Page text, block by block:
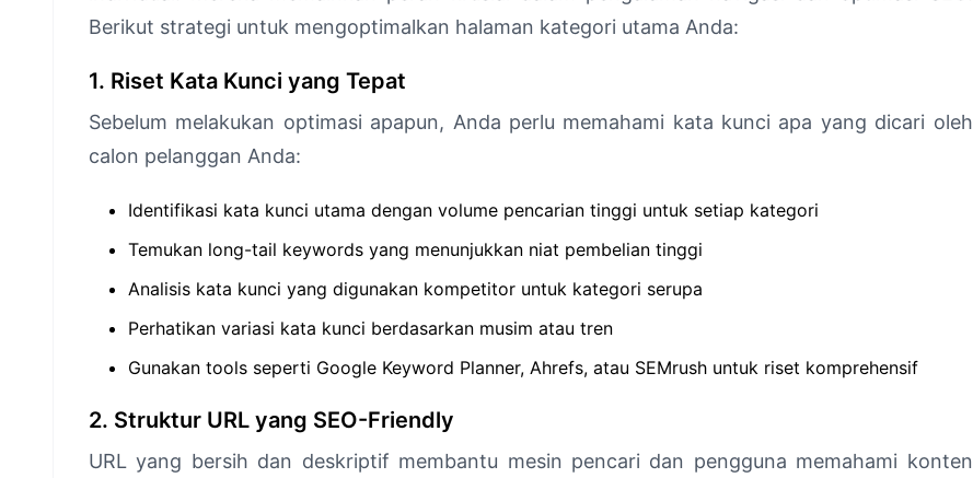
Berikut strategi untuk mengoptimalkan halaman kategori utama Anda:
1. Riset Kata Kunci yang Tepat
Sebelum melakukan optimasi apapun, Anda perlu memahami kata kunci apa yang dicari oleh
calon pelanggan Anda:
Identifikasi kata kunci utama dengan volume pencarian tinggi untuk setiap kategori
Temukan long-tail keywords yang menunjukkan niat pembelian tinggi
Analisis kata kunci yang digunakan kompetitor untuk kategori serupa
Perhatikan variasi kata kunci berdasarkan musim atau tren
Gunakan tools seperti Google Keyword Planner, Ahrefs, atau SEMrush untuk riset komprehensif
2. Struktur URL yang SEO-Friendly
URL yang bersih dan deskriptif membantu mesin pencari dan pengguna memahami konten